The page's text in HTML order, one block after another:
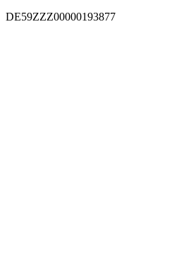
DE59ZZZ00000193877